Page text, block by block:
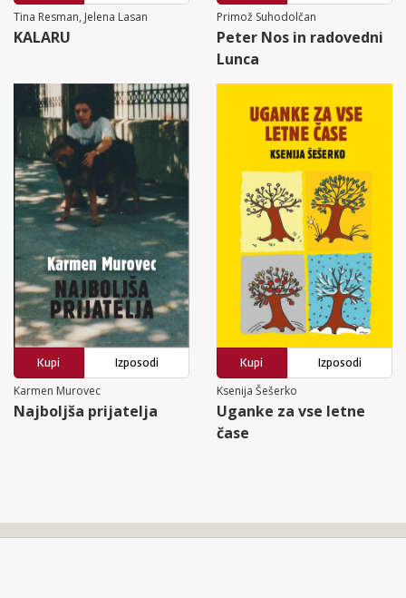
Tina Resman, Jelena Lasan
KALARU
Primož Suhodolčan
Peter Nos in radovedni
Lunca
Kupi
Izposodi
Karmen Murovec
Najboljša prijatelja
Kupi
Izposodi
Ksenija Šešerko
Uganke za vse letne
čase